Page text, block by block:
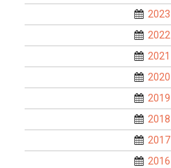
2023
2022
2021
2020
2019
2018
2017
2016